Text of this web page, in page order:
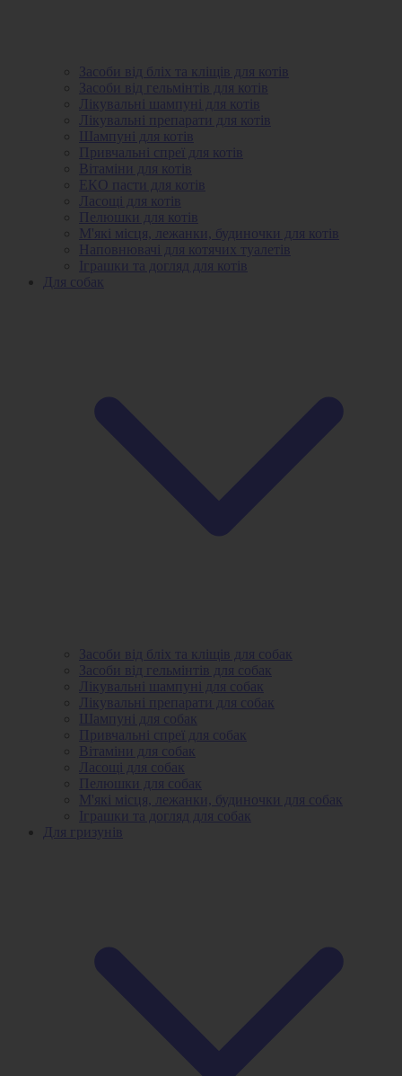
Засоби від бліх та кліщів для котів
Засоби від гельмінтів для котів
Лікувальні шампуні для котів
Лікувальні препарати для котів
Шампуні для котів
Привчальні спреї для котів
Вітаміни для котів
ЕКО пасти для котів
Ласощі для котів
Пелюшки для котів
М'які місця, лежанки, будиночки для котів
Наповнювачі для котячих туалетів
Іграшки та догляд для котів
Для собак
Засоби від бліх та кліщів для собак
Засоби від гельмінтів для собак
Лікувальні шампуні для собак
Лікувальні препарати для собак
Шампуні для собак
Привчальні спреї для собак
Вітаміни для собак
Ласощі для собак
Пелюшки для собак
М'які місця, лежанки, будиночки для собак
Іграшки та догляд для собак
Для гризунів